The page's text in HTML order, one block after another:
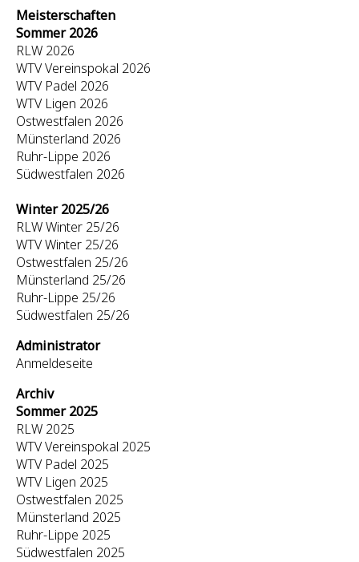
Meisterschaften
Sommer 2026
RLW 2026
WTV Vereinspokal 2026
WTV Padel 2026
WTV Ligen 2026
Ostwestfalen 2026
Münsterland 2026
Ruhr-Lippe 2026
Südwestfalen 2026
Winter 2025/26
RLW Winter 25/26
WTV Winter 25/26
Ostwestfalen 25/26
Münsterland 25/26
Ruhr-Lippe 25/26
Südwestfalen 25/26
Administrator
Anmeldeseite
Archiv
Sommer 2025
RLW 2025
WTV Vereinspokal 2025
WTV Padel 2025
WTV Ligen 2025
Ostwestfalen 2025
Münsterland 2025
Ruhr-Lippe 2025
Südwestfalen 2025